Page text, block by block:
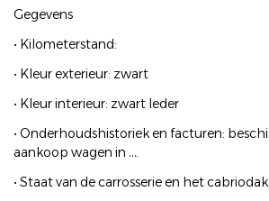
Gegevens
• Kilometerstand:
• Kleur exterieur: zwart
• Kleur interieur: zwart leder
• Onderhoudshistoriek en facturen:
aankoop wagen in ….
• Staat van de carrosserie en het cabriodak: